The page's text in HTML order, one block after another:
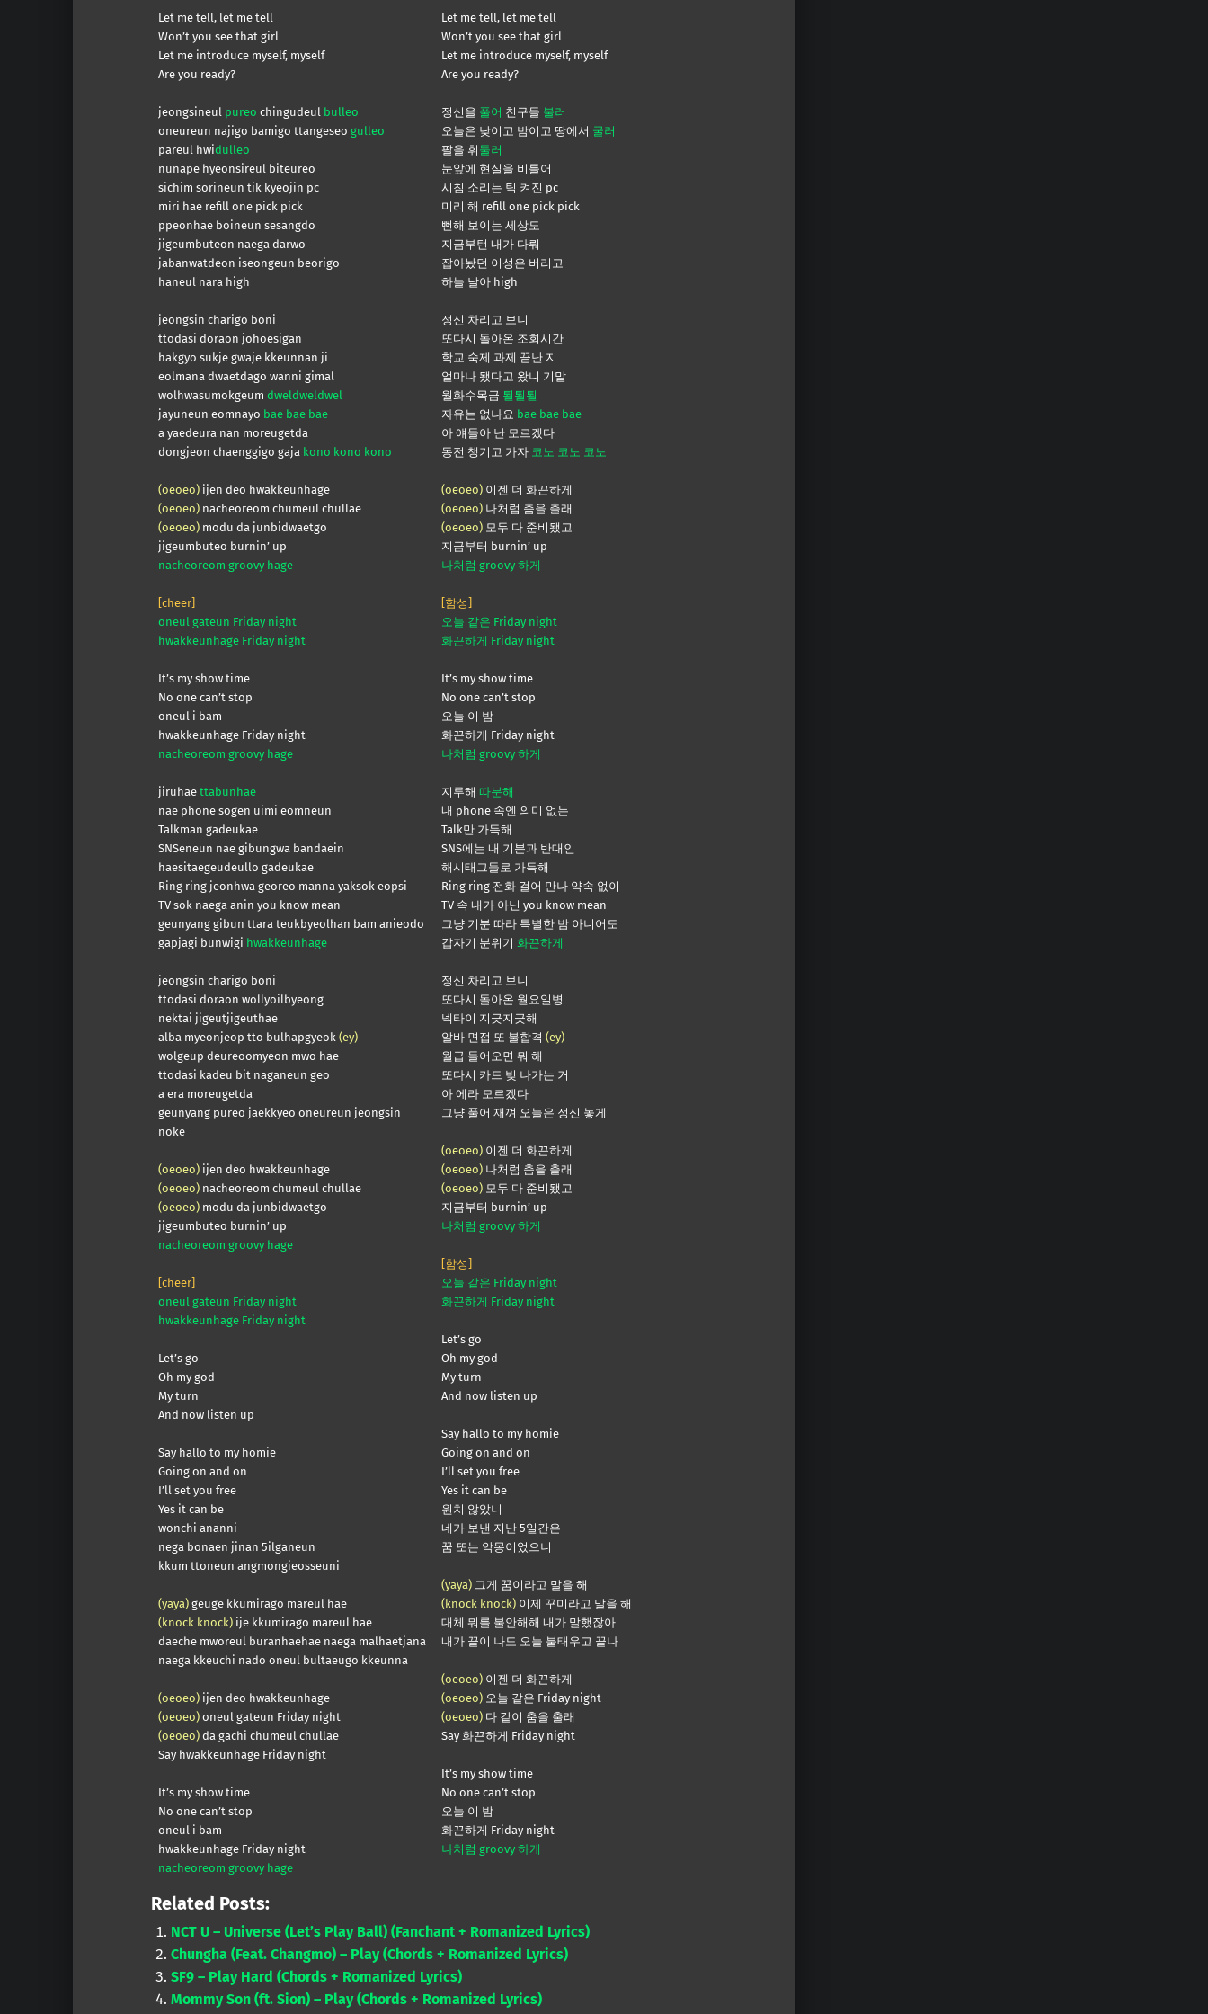
Let me tell, let me tell
Won’t you see that girl
Let me introduce myself, myself
Are you ready?
jeongsineul pureo chingudeul bulleo
oneureun najigo bamigo ttangeseo gulleo
pareul hwidulleo
nunape hyeonsireul biteureo
sichim sorineun tik kyeojin pc
miri hae refill one pick pick
ppeonhae boineun sesangdo
jigeumbuteon naega darwo
jabanwatdeon iseongeun beorigo
haneul nara high
jeongsin charigo boni
ttodasi doraon johoesigan
hakgyo sukje gwaje kkeunnan ji
eolmana dwaetdago wanni gimal
wolhwasumokgeum dweldweldwel
jayuneun eomnayo bae bae bae
a yaedeura nan moreugetda
dongjeon chaenggigo gaja kono kono kono
(oeoeo)ijen deo hwakkeunhage
(oeoeo)nacheoreom chumeul chullae
(oeoeo)modu da junbidwaetgo
jigeumbuteo burnin’ up
nacheoreom groovy hage
[cheer]
oneul gateun Friday night
hwakkeunhage Friday night
It’s my show time
No one can’t stop
oneul i bam
hwakkeunhage Friday night
nacheoreom groovy hage
jiruhae ttabunhae
nae phone sogen uimi eomneun
Talkman gadeukae
SNSeneun nae gibungwa bandaein
haesitaegeudeullo gadeukae
Ring ring jeonhwa georeo manna yaksok eopsi
TV sok naega anin you know mean
geunyang gibun ttara teukbyeolhan bam anieodo
gapjagi bunwigi hwakkeunhage
jeongsin charigo boni
ttodasi doraon wollyoilbyeong
nektai jigeutjigeuthae
alba myeonjeop tto bulhapgyeok (ey)
wolgeup deureoomyeon mwo hae
ttodasi kadeu bit naganeun geo
a era moreugetda
geunyang pureo jaekkyeo oneureun jeongsin
noke
(oeoeo)ijen deo hwakkeunhage
(oeoeo)nacheoreom chumeul chullae
(oeoeo)modu da junbidwaetgo
jigeumbuteo burnin’ up
nacheoreom groovy hage
[cheer]
oneul gateun Friday night
hwakkeunhage Friday night
Let’s go
Oh my god
My turn
And now listen up
Say hallo to my homie
Going on and on
I’ll set you free
Yes it can be
wonchi ananni
nega bonaen jinan 5ilganeun
kkum ttoneun angmongieosseuni
(yaya)geuge kkumirago mareul hae
(knock knock)ije kkumirago mareul hae
daeche mworeul buranhaehae naega malhaetjana
naega kkeuchi nado oneul bultaeugo kkeunna
(oeoeo)ijen deo hwakkeunhage
(oeoeo)oneul gateun Friday night
(oeoeo)da gachi chumeul chullae
Say hwakkeunhage Friday night
It’s my show time
No one can’t stop
oneul i bam
hwakkeunhage Friday night
nacheoreom groovy hage
Let me tell, let me tell
Won’t you see that girl
Let me introduce myself, myself
Are you ready?
정신을 풀어 친구들 불러
오늘은 낮이고 밤이고 땅에서 굴러
팔을 휘 둘러
눈앞에 현실을 비틀어
시침 소리는 틱 켜진 pc
미리 해 refill one pick pick
뻔해 보이는 세상도
지금부턴 내가 다뤄
잡아놨던 이성은 버리고
하늘 날아 high
정신 차리고 보니
또다시 돌아온 조회시간
학교 숙제 과제 끝난 지
얼마나 됐다고 왔니 기말
월화수목금 퇼퇼퇼
자유는 없나요 bae bae bae
아 얘들아 난 모르겠다
동전 챙기고 가자 코노 코노 코노
(oeoeo)이젠 더 화끈하게
(oeoeo)나처럼 춤을 출래
(oeoeo)모두 다 준비됐고
지금부터 burnin’ up
나처럼 groovy 하게
[함성]
오늘 같은 Friday night
화끈하게 Friday night
It’s my show time
No one can’t stop
오늘 이 밤
화끈하게 Friday night
나처럼 groovy 하게
지루해 따분해
내 phone 속엔 의미 없는
Talk만 가득해
SNS에는 내 기분과 반대인
해시태그들로 가득해
Ring ring 전화 걸어 만나 약속 없이
TV 속 내가 아닌 you know mean
그냥 기분 따라 특별한 밤 아니어도
갑자기 분위기 화끈하게
정신 차리고 보니
또다시 돌아온 월요일병
넥타이 지긋지긋해
알바 면접 또 불합격 (ey)
월급 들어오면 뭐 해
또다시 카드 빚 나가는 거
아 에라 모르겠다
그냥 풀어 재껴 오늘은 정신 놓게
(oeoeo)이젠 더 화끈하게
(oeoeo)나처럼 춤을 출래
(oeoeo)모두 다 준비됐고
지금부터 burnin’ up
나처럼 groovy 하게
[함성]
오늘 같은 Friday night
화끈하게 Friday night
Let’s go
Oh my god
My turn
And now listen up
Say hallo to my homie
Going on and on
I’ll set you free
Yes it can be
원치 않았니
네가 보낸 지난 5일간은
꿈 또는 악몽이었으니
(yaya)그게 꿈이라고 말을 해
(knock knock)이제 꾸미라고 말을 해
대체 뭐를 불안해해 내가 말했잖아
내가 끝이 나도 오늘 불태우고 끝나
(oeoeo)이젠 더 화끈하게
(oeoeo)오늘 같은 Friday night
(oeoeo)다 같이 춤을 출래
Say 화끈하게 Friday night
It’s my show time
No one can’t stop
오늘 이 밤
화끈하게 Friday night
나처럼 groovy 하게
Related Posts:
NCT U – Universe (Let’s Play Ball) (Fanchant + Romanized Lyrics)
Chungha (Feat. Changmo) – Play (Chords + Romanized Lyrics)
SF9 – Play Hard (Chords + Romanized Lyrics)
Mommy Son (ft. Sion) – Play (Chords + Romanized Lyrics)